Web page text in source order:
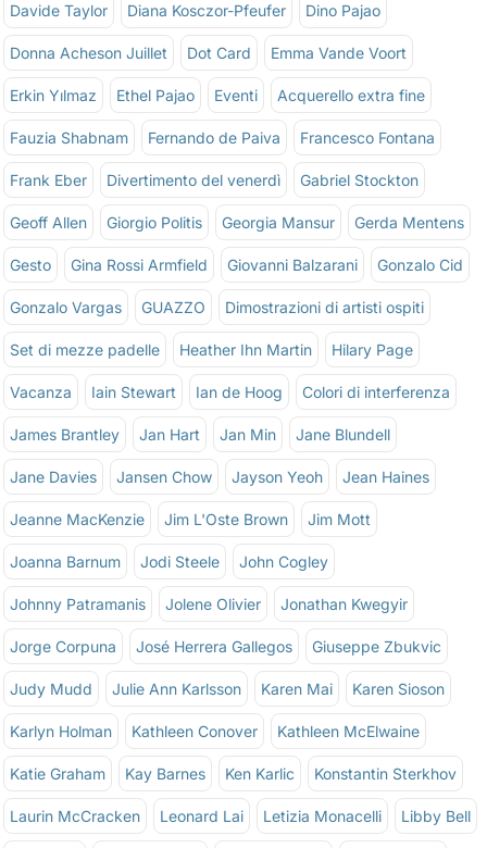
Davide Taylor Diana Kosczor-Pfeufer Dino Pajao
Donna Acheson Juillet Dot Card Emma Vande Voort
Erkin Yılmaz Ethel Pajao Eventi Acquerello extra fine
Fauzia Shabnam Fernando de Paiva Francesco Fontana
Frank Eber Divertimento del venerdì Gabriel Stockton
Geoff Allen Giorgio Politis Georgia Mansur Gerda Mentens
Gesto Gina Rossi Armfield Giovanni Balzarani Gonzalo Cid
Gonzalo Vargas GUAZZO Dimostrazioni di artisti ospiti
Set di mezze padelle Heather Ihn Martin Hilary Page
Vacanza Iain Stewart Ian de Hoog Colori di interferenza
James Brantley Jan Hart Jan Min Jane Blundell
Jane Davies Jansen Chow Jayson Yeoh Jean Haines
Jeanne MacKenzie Jim L'Oste Brown Jim Mott
Joanna Barnum Jodi Steele John Cogley
Johnny Patramanis Jolene Olivier Jonathan Kwegyir
Jorge Corpuna José Herrera Gallegos Giuseppe Zbukvic
Judy Mudd Julie Ann Karlsson Karen Mai Karen Sioson
Karlyn Holman Kathleen Conover Kathleen McElwaine
Katie Graham Kay Barnes Ken Karlic Konstantin Sterkhov
Laurin McCracken Leonard Lai Letizia Monacelli Libby Bell